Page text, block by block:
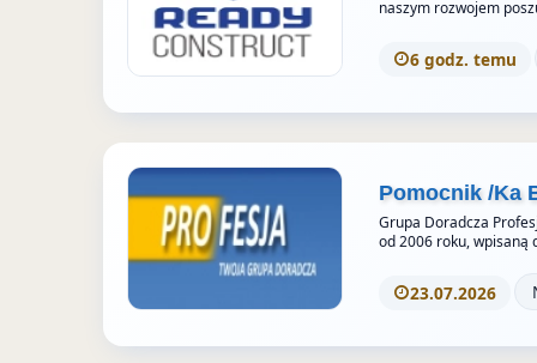
o
e
s
naszym rozwojem
6 godz. temu
Pomocnik /Ka
Grupa Doradcza
od 2006 roku, wpisaną
23.07.2026